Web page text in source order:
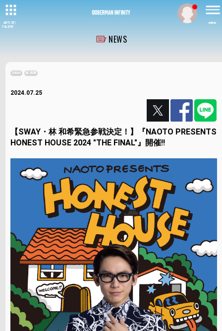
ARTIST/
TALENT
MENU
NEWS
SWAY 林 和希
2024.07.25
【SWAY・林 和希緊急参戦決定！】『NAOTO PRESENTS
HONEST HOUSE 2024 "THE FINAL"』開催!!